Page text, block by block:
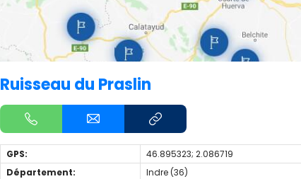
Ruisseau du Praslin
GPS:
46.895323; 2.086719
Département:
Indre (36)